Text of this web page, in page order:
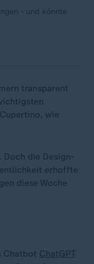
- und könnte
transparent
wie
. Doch die Design-
erhoffte
diese Woche
Chatbot ChatGPT